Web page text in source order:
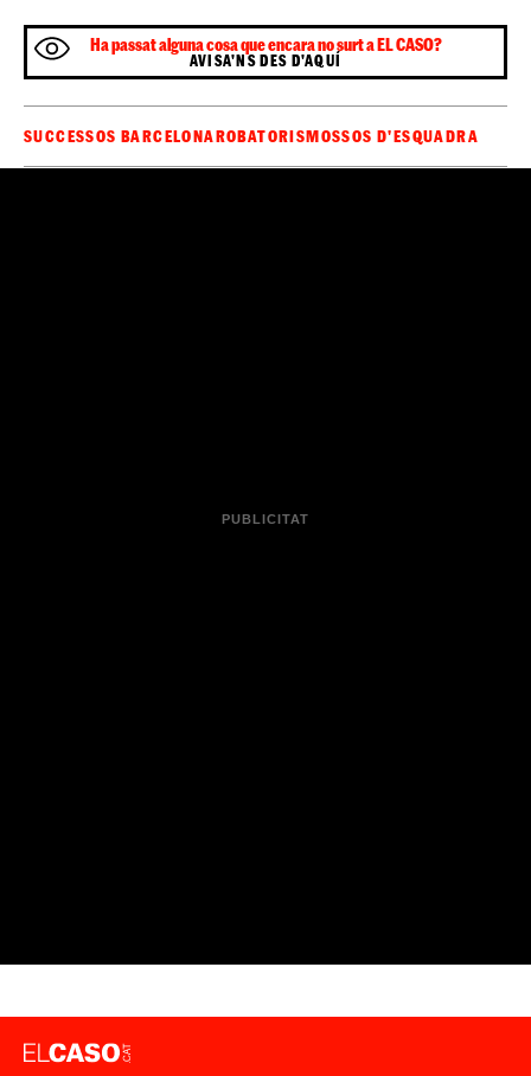
Ha passat alguna cosa que encara no surt a EL CASO?
AVISA'NS DES D'AQUÍ
SUCCESSOS BARCELONAROBATORISMOSSOS D'ESQUADRA